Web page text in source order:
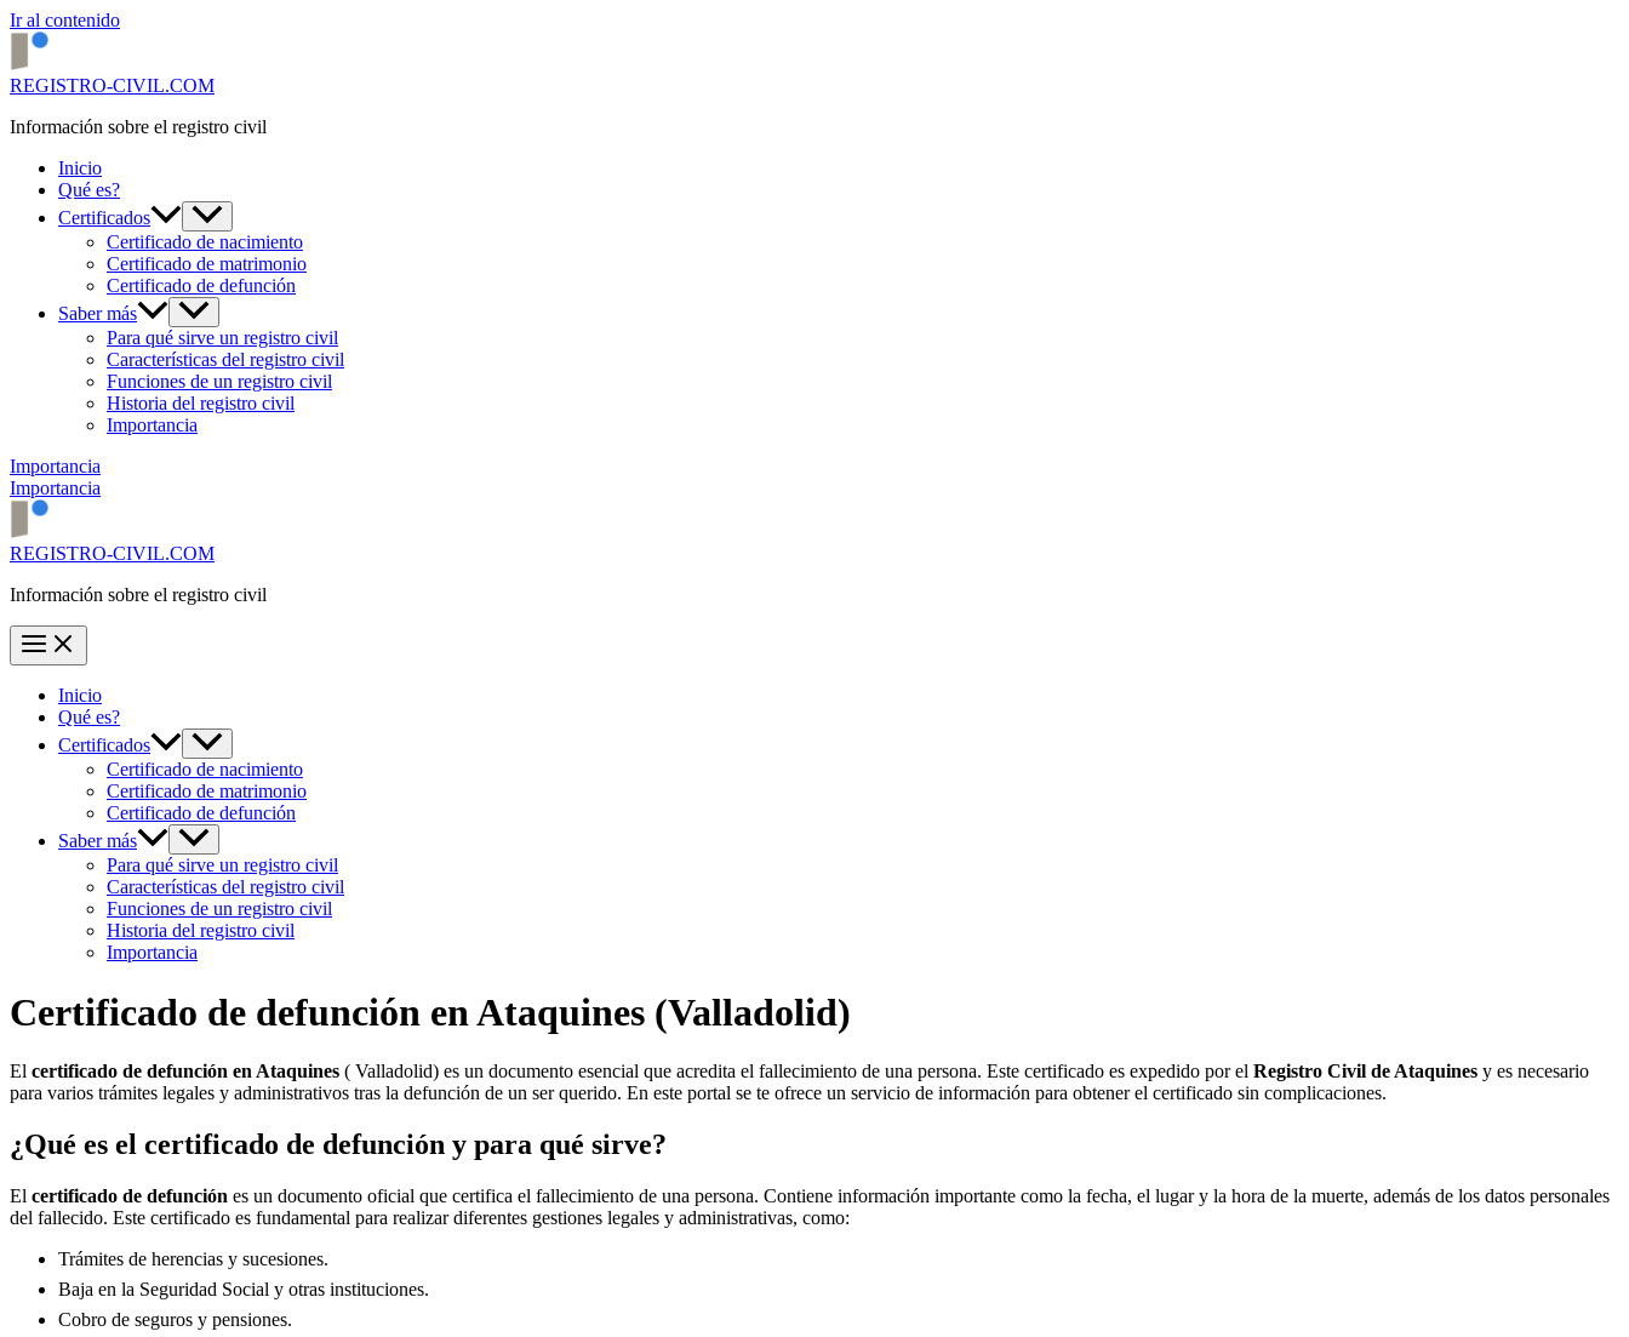
Ir al contenido
REGISTRO-CIVIL.COM
Información sobre el registro civil
Inicio
Qué es?
Certificados
Certificado de nacimiento
Certificado de matrimonio
Certificado de defunción
Saber más
Para qué sirve un registro civil
Características del registro civil
Funciones de un registro civil
Historia del registro civil
Importancia
Importancia
Importancia
REGISTRO-CIVIL.COM
Información sobre el registro civil
Inicio
Qué es?
Certificados
Certificado de nacimiento
Certificado de matrimonio
Certificado de defunción
Saber más
Para qué sirve un registro civil
Características del registro civil
Funciones de un registro civil
Historia del registro civil
Importancia
Certificado de defunción enAtaquines (Valladolid)
El certificado de defunción en Ataquines ( Valladolid) es un documento esencial que acredita el fallecimiento de una persona. Este certificado es expedido por el Registro Civil de Ataquines y es necesario
para varios trámites legales y administrativos tras la defunción de un ser querido. En este portal se te ofrece un servicio de información para obtener el certificado sin complicaciones.
¿Qué es el certificado de defunción y para qué sirve?
El certificado de defunción es un documento oficial que certifica el fallecimiento de una persona. Contiene información importante como la fecha, el lugar y la hora de la muerte, además de los datos personales
del fallecido. Este certificado es fundamental para realizar diferentes gestiones legales y administrativas, como:
Trámites de herencias y sucesiones.
Baja en la Seguridad Social y otras instituciones.
Cobro de seguros y pensiones.